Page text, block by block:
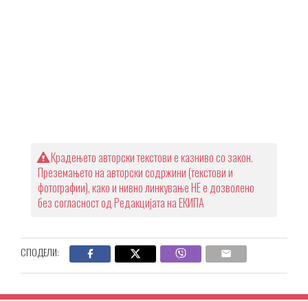
Крадењето авторски текстови е казниво со закон.
Преземањето на авторски содржини (текстови и
фотографии), како и нивно линкување НЕ е дозволено
без согласност од Редакцијата на ЕКИПА
СПОДЕЛИ: